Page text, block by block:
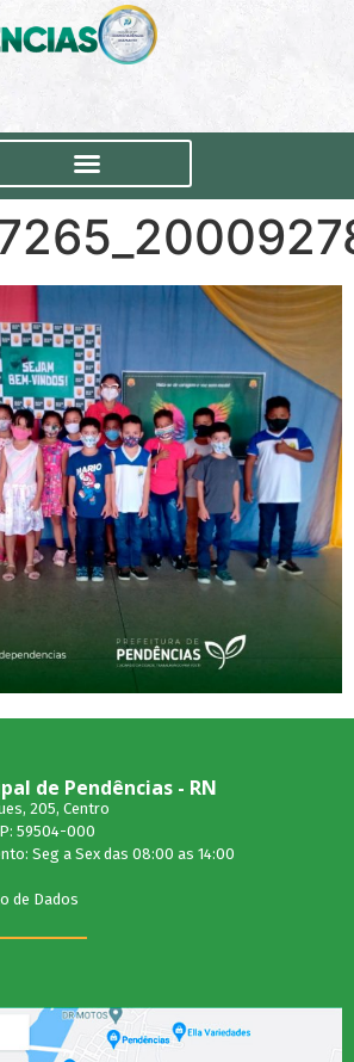
de Pendências - RN
205, Centro
59504-000
Seg a Sex das 08:00 as 14:00
de Dados